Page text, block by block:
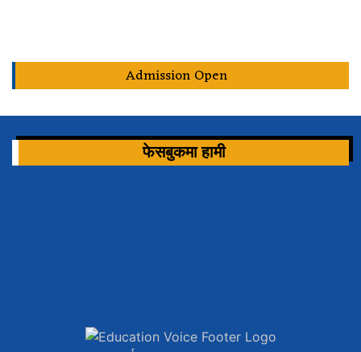
Admission Open
फेसबुकमा हामी